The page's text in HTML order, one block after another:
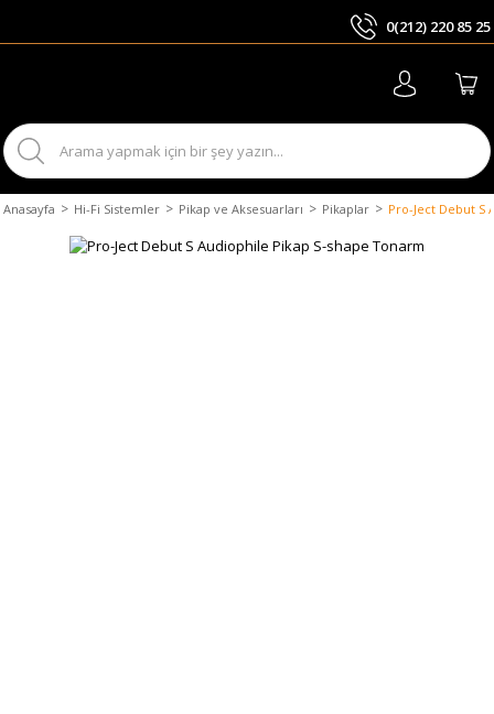
0(212) 220 85 25
Anasayfa Hi-Fi Sistemler Pikap ve Aksesuarları Pikaplar Pro-Ject Debut S